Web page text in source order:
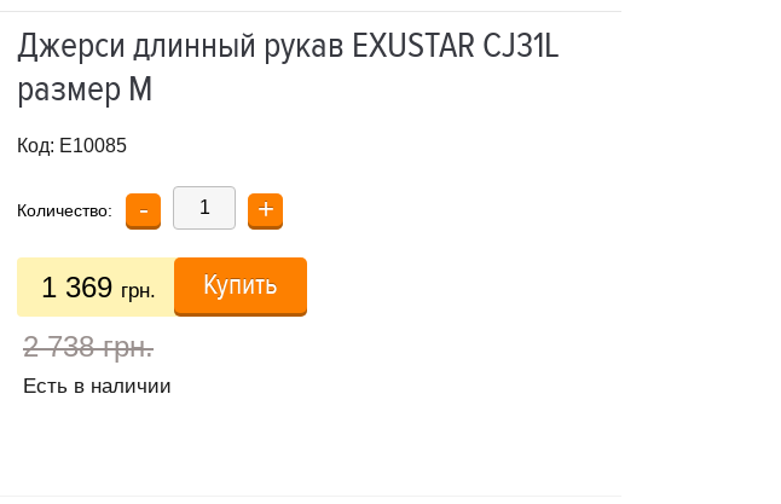
Джерси длинный рукав EXUSTAR CJ31L
размер M
Код: E10085
Количество: - +
1 369 грн. Купить
2 738 грн.
Есть в наличии